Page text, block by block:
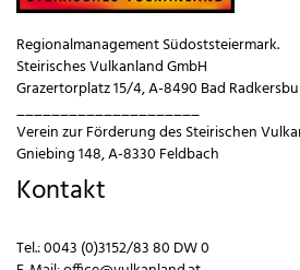
Regionalmanagement Südoststeiermark.
Steirisches Vulkanland GmbH
Grazertorplatz 15/4, A-8490 Bad
_____________________
Verein zur Förderung des Steirischen
Gniebing 148, A-8330 Feldbach
Kontakt
Tel.:0043 (0)3152/83 80 DW 0